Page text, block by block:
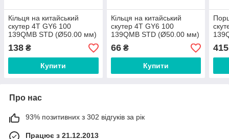
Кільця на китайський
скутер 4T GY6 100
139QMB STD (Ø50.00 мм)
TKT
138 ₴
Купити
Кільця на китайський
скутер 4T GY6 100
139QMB STD (Ø50.00 мм)
TORO
66₴
Купити
415
Про нас
93% позитивних з 302 відгуків за рік
Працює з 21.12.2013